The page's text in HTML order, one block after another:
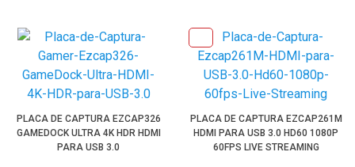
PLACA DE CAPTURA EZCAP326
GAMEDOCK ULTRA 4K HDR HDMI
PARA USB 3.0
PLACA DE CAPTURA EZCAP261M
HDMI PARA USB 3.0 HD60 1080P
60FPS LIVE STREAMING